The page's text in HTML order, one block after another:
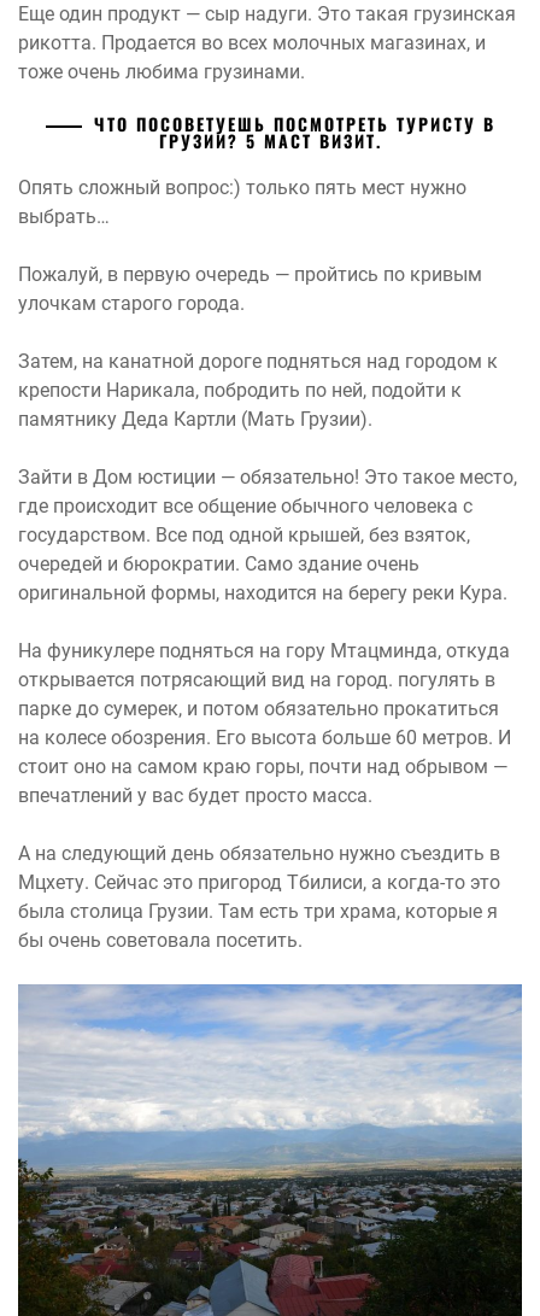
Еще один продукт — сыр надуги. Это такая грузинская
рикотта. Продается во всех молочных магазинах, и
тоже очень любима грузинами.
ЧТО ПОСОВЕТУЕШЬ ПОСМОТРЕТЬ ТУРИСТУ В
ГРУЗИИ? 5 МАСТ ВИЗИТ.
Опять сложный вопрос:) только пять мест нужно
выбрать…
Пожалуй, в первую очередь — пройтись по кривым
улочкам старого города.
Затем, на канатной дороге подняться над городом к
крепости Нарикала, побродить по ней, подойти к
памятнику Деда Картли (Мать Грузии).
Зайти в Дом юстиции — обязательно! Это такое место,
где происходит все общение обычного человека с
государством. Все под одной крышей, без взяток,
очередей и бюрократии. Само здание очень
оригинальной формы, находится на берегу реки Кура.
На фуникулере подняться на гору Мтацминда, откуда
открывается потрясающий вид на город. погулять в
парке до сумерек, и потом обязательно прокатиться
на колесе обозрения. Его высота больше 60 метров. И
стоит оно на самом краю горы, почти над обрывом —
впечатлений у вас будет просто масса.
А на следующий день обязательно нужно съездить в
Мцхету. Сейчас это пригород Тбилиси, а когда-то это
была столица Грузии. Там есть три храма, которые я
бы очень советовала посетить.